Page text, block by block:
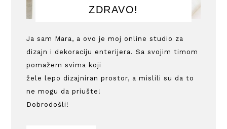
ZDRAVO!
Ja sam Mara, a ovo je moj online studio za
dizajn i dekoraciju enterijera. Sa svojim timom
pomažem svima koji
žele lepo dizajniran prostor, a mislili su da to
ne mogu da priušte!
Dobrodošli!